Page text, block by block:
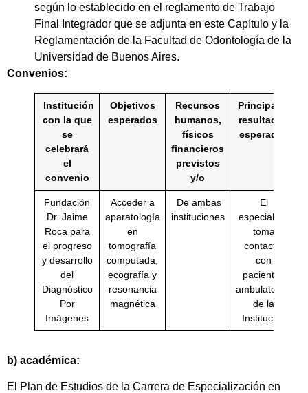
según lo establecido en el reglamento de Trabajo
Final Integrador que se adjunta en este Capítulo y la
Reglamentación de la Facultad de Odontología de la
Universidad de Buenos Aires.
Convenios:
Institución
con la que
se
celebrará
el
convenio
Objetivos
esperados
Recursos
humanos,
físicos
financieros
previstos
y/o
Principales
resultados
esperados
Fundación
Dr. Jaime
Roca para
el progreso
y desarrollo
del
Diagnóstico
Por
Imágenes
Acceder a
aparatología
en
tomografía
computada,
ecografía y
resonancia
magnética
De ambas
instituciones
El
especialista
toma
contacto
con
pacientes
ambulatorios
de la
Institución
b) académica:
El Plan de Estudios de la Carrera de Especialización en